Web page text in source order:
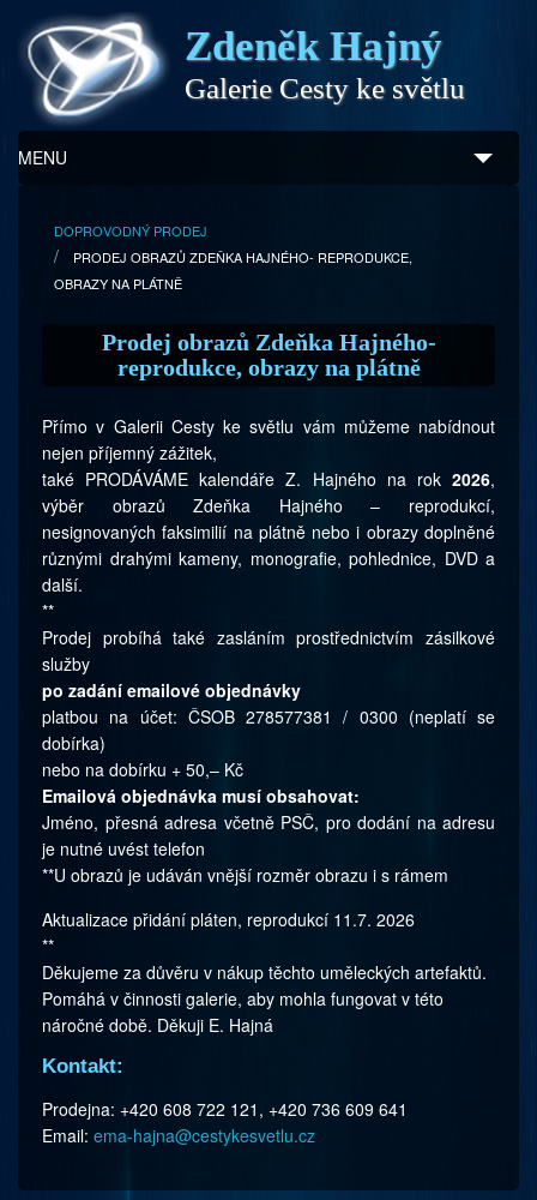
Zdeněk Hajný
Galerie Cesty ke světlu
MENU
Zdeněk Hajný
Program
Doprovodný prodej
Kontakty
DOPROVODNÝ PRODEJ
PRODEJ OBRAZŮ ZDEŇKA HAJNÉHO- REPRODUKCE,
OBRAZY NA PLÁTNĚ
Prodej obrazů Zdeňka Hajného-
reprodukce, obrazy na plátně
Přímo v Galerii Cesty ke světlu vám můžeme nabídnout
nejen příjemný zážitek,
také PRODÁVÁME kalendáře Z. Hajného na rok 2026,
výběr obrazů Zdeňka Hajného – reprodukcí,
nesignovaných faksimilií na plátně nebo i obrazy doplněné
různými drahými kameny, monografie, pohlednice, DVD a
další.
**
Prodej probíhá také zasláním prostřednictvím zásilkové
služby
po zadání emailové objednávky
platbou na účet: ČSOB 278577381 / 0300 (neplatí se
dobírka)
nebo na dobírku + 50,– Kč
Emailová objednávka musí obsahovat:
Jméno, přesná adresa včetně PSČ, pro dodání na adresu
je nutné uvést telefon
**U obrazů je udáván vnější rozměr obrazu i s rámem
Aktualizace přidání pláten, reprodukcí 11.7. 2026
**
Děkujeme za důvěru v nákup těchto uměleckých artefaktů.
Pomáhá v činnosti galerie, aby mohla fungovat v této
náročné době. Děkuji E. Hajná
Kontakt:
Prodejna: +420 608 722 121, +420 736 609 641
Email: ema-hajna@cestykesvetlu.cz